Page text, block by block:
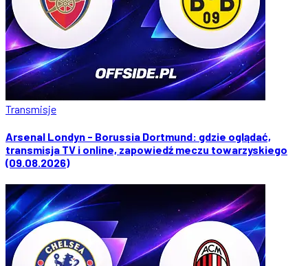
Transmisje
Arsenal Londyn - Borussia Dortmund: gdzie oglądać,
transmisja TV i online, zapowiedź meczu towarzyskiego
(09.08.2026)